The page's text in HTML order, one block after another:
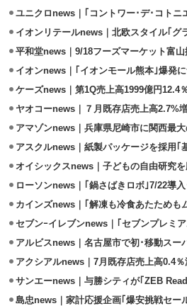
アクシアルnews｜7月既存店売上高0.4
サンエーnews｜与勝シティが｢ZEB